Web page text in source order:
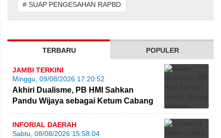
# SUAP PENGESAHAN RAPBD
TERBARU POPULER
JAMBI TERKINI
Minggu, 09/08/2026 17:20:52
Akhiri Dualisme, PB HMI Sahkan
Pandu Wijaya sebagai Ketum Cabang
Jambi
INFORIAL DAERAH
Sabtu, 08/08/2026 15:58:04